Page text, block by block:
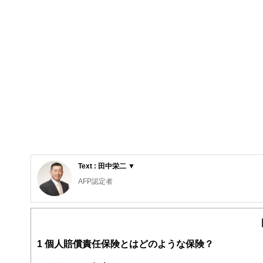
Text : 田中栄二 ▼
AFP認定者
2級DCプランナー
福岡でのテニスコーチ業で、個々に適した伝え方や問題
の経験を持つ。「幸せな楽しい老後を送るための資金準
1 個人賠償責任保険とはどのような保険？